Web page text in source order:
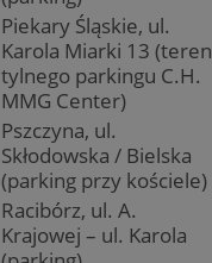
Piekary Śląskie, ul.
Karola Miarki 13 (teren
tylnego parkingu C.H.
MMG Center)
Pszczyna, ul.
Skłodowska / Bielska
(parking przy kościele)
Racibórz, ul. A.
Krajowej – ul. Karola